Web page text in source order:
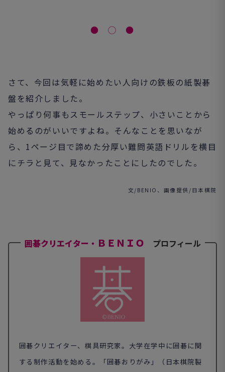
● ◯ ●
さて、今回は気軽に始めたい人向けの鉄板の紙製碁
盤を紹介しました。
やっぱり何事もスモールステップ、小さいことから
始めるのがいいですよね。そんなことを思いなが
ら、1ページ目で諦めた分厚い難問英語ドリルを横目
にチラと見て、見なかったことにしたのでした。
文/BENIO、画像提供/日本棋院
囲碁クリエイター・ ＢＥＮＩＯ プロフィール
囲碁クリエイター、棋具研究家。大学在学中に囲碁に関
する制作活動を始める。「囲碁おりがみ」（日本棋院製